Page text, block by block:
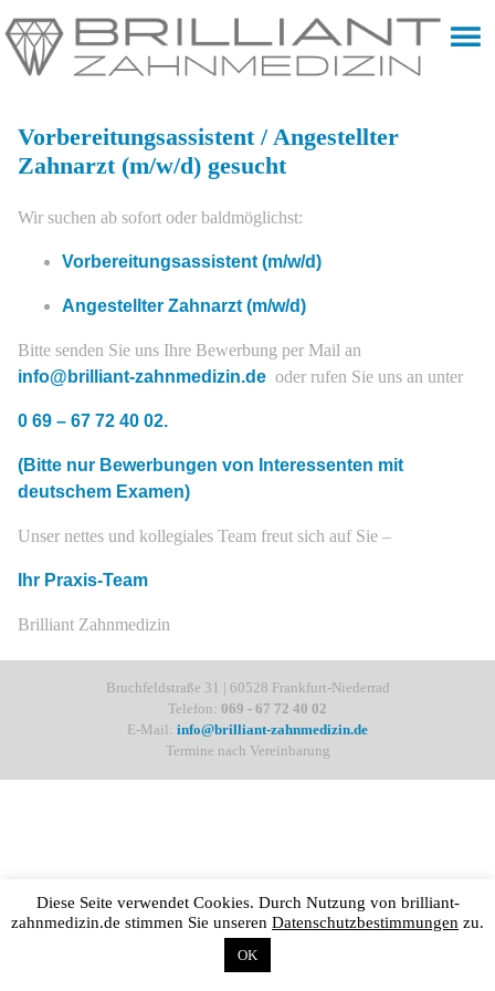
Vorbereitungsassistent / Angestellter
Zahnarzt (m/w/d) gesucht
Wir suchen ab sofort oder baldmöglichst:
Vorbereitungsassistent (m/w/d)
Angestellter Zahnarzt (m/w/d)
Bitte senden Sie uns Ihre Bewerbung per Mail an
info@brilliant-zahnmedizin.de oder rufen Sie uns an unter
0 69 – 67 72 40 02.
(Bitte nur Bewerbungen von Interessenten mit
deutschem Examen)
Unser nettes und kollegiales Team freut sich auf Sie –
Ihr Praxis-Team
Brilliant Zahnmedizin
Bruchfeldstraße 31 | 60528 Frankfurt-Niederrad
Telefon: 069 - 67 72 40 02
E-Mail: info@brilliant-zahnmedizin.de
Termine nach Vereinbarung
Diese Seite verwendet Cookies. Durch Nutzung von brilliant-
zahnmedizin.de stimmen Sie unseren Datenschutzbestimmungen zu.
OK